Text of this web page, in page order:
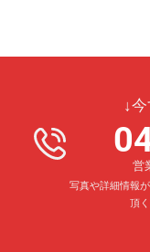
↓
営
写真や詳細情報
頂